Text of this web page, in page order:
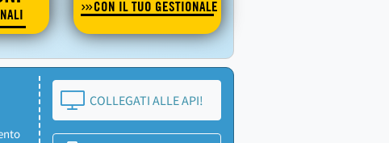
CON IL TUO GESTIONALE
COLLEGATI ALLE API!